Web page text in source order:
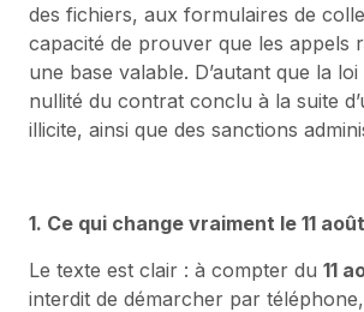
des fichiers, aux formulaires de
capacité de prouver que les appels
une base valable. D’autant que la
nullité du contrat conclu à la suite
illicite, ainsi que des sanctions
1. Ce qui change vraiment le 11
Le texte est clair : à compter du 11
interdit de démarcher par